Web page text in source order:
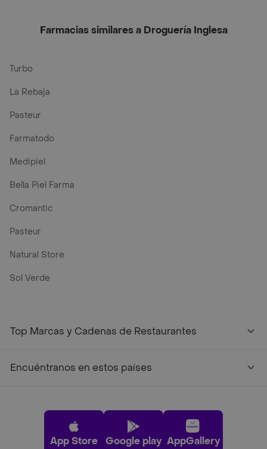
Farmacias similares a Droguería Inglesa
Turbo
La Rebaja
Pasteur
Farmatodo
Medipiel
Bella Piel Farma
Cromantic
Pasteur
Natural Store
Sol Verde
Top Marcas y Cadenas de Restaurantes
Encuéntranos en estos países
App Store Google play AppGallery